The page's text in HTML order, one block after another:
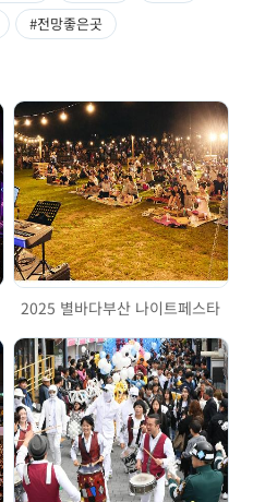
#전망좋은곳
2025 별바다부산 나이트페스타